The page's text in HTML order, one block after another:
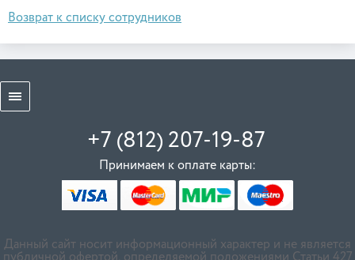
Возврат к списку сотрудников
+7 (812) 207-19-87
Принимаем к оплате карты:
Данный сайт носит информационный характер и не является